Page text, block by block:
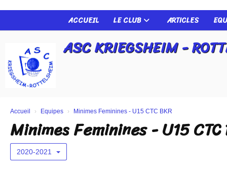
ACCUEIL LE CLUB ARTICLES
ASC KRIEGSHEIM -
Accueil Equipes Minimes Feminines - U15 CTC BKR
Minimes Feminines - U15 CTC
2020-2021